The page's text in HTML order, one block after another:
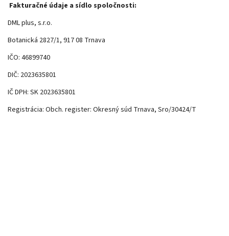
Fakturačné údaje a sídlo spoločnosti:
DML plus, s.r.o.
Botanická 2827/1, 917 08 Trnava
IČO: 46899740
DIČ: 2023635801
IČ DPH: SK 2023635801
Registrácia: Obch. register: Okresný súd Trnava, Sro/30424/T